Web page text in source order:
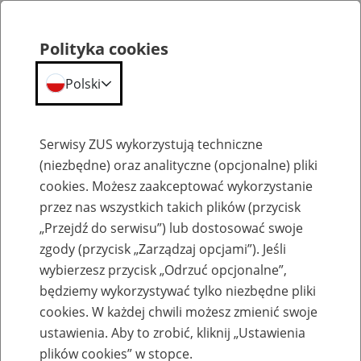
Emerytury
Baza zlikwidowanych lub
przekształconych zakładów pracy
Polityka cookies
Polski
Serwisy ZUS wykorzystują techniczne
(niezbędne) oraz analityczne (opcjonalne) pliki
cookies. Możesz zaakceptować wykorzystanie
przez nas wszystkich takich plików (przycisk
„Przejdź do serwisu”) lub dostosować swoje
zgody (przycisk „Zarządzaj opcjami”). Jeśli
wybierzesz przycisk „Odrzuć opcjonalne”,
będziemy wykorzystywać tylko niezbędne pliki
cookies. W każdej chwili możesz zmienić swoje
ustawienia. Aby to zrobić, kliknij „Ustawienia
plików cookies” w stopce.